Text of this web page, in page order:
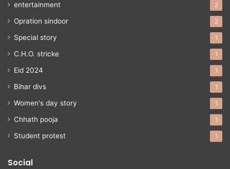
entertainment 2
Opration sindoor 2
Special story 1
C.H.O. stricke 1
Eid 2024 1
Bihar divs 1
Women's day story 1
Chhath pooja 1
Student protest 1
Social